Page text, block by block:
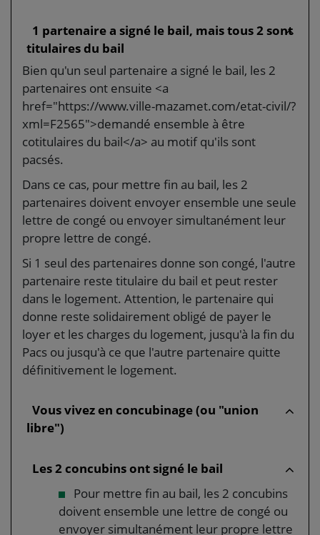
1 partenaire a signé le bail, mais tous 2 sont
titulaires du bail
Bien qu'un seul partenaire a signé le bail, les 2
partenaires ont ensuite <a
href="https://www.ville-mazamet.com/etat-civil/?
xml=F2565">demandé ensemble à être
cotitulaires du bail</a> au motif qu'ils sont
pacsés.
Dans ce cas, pour mettre fin au bail, les 2
partenaires doivent envoyer ensemble une seule
lettre de congé ou envoyer simultanément leur
propre lettre de congé.
Si 1 seul des partenaires donne son congé, l'autre
partenaire reste titulaire du bail et peut rester
dans le logement. Attention, le partenaire qui
donne reste solidairement obligé de payer le
loyer et les charges du logement, jusqu'à la fin du
Pacs ou jusqu'à ce que l'autre partenaire quitte
définitivement le logement.
Vous vivez en concubinage (ou "union
libre")
Les 2 concubins ont signé le bail
Pour mettre fin au bail, les 2 concubins
doivent ensemble une lettre de congé ou
envoyer simultanément leur propre lettre